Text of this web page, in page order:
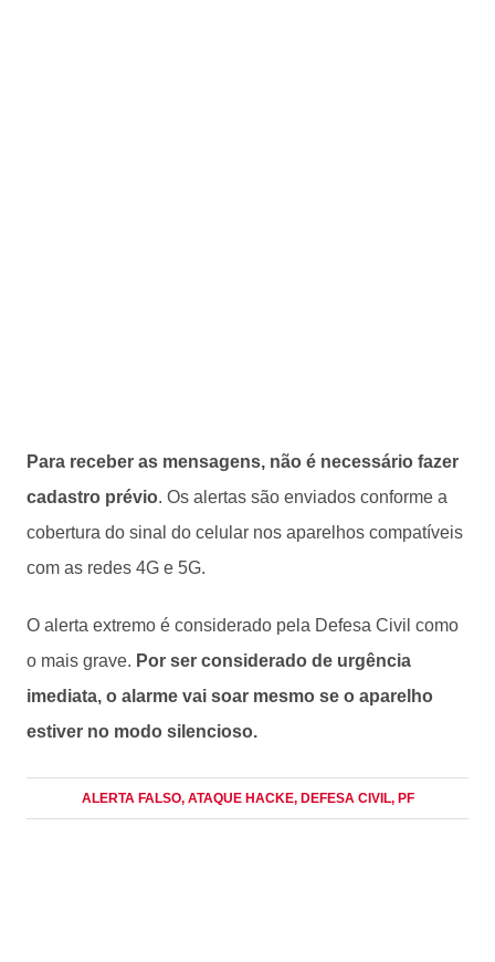
Para receber as mensagens, não é necessário fazer
cadastro prévio. Os alertas são enviados conforme a
cobertura do sinal do celular nos aparelhos compatíveis
com as redes 4G e 5G.
O alerta extremo é considerado pela Defesa Civil como
o mais grave. Por ser considerado de urgência
imediata, o alarme vai soar mesmo se o aparelho
estiver no modo silencioso.
ALERTA FALSO, ATAQUE HACKE, DEFESA CIVIL, PF